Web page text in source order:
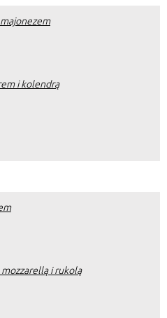
i kolendrą
i rukolą